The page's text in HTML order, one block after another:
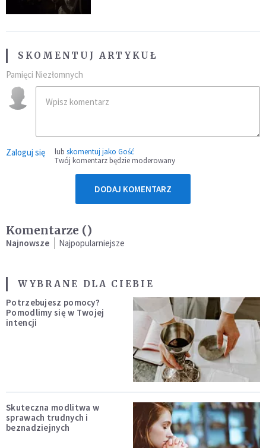
SKOMENTUJ ARTYKUŁ
Pamięci Niezłomnych
Zaloguj się lub skomentuj jako Gość
Twój komentarz będzie moderowany
DODAJ KOMENTARZ
Komentarze ()
Najnowsze Najpopularniejsze
WYBRANE DLA CIEBIE
Potrzebujesz pomocy?
Pomodlimy się w Twojej
intencji
Skuteczna modlitwa w
sprawach trudnych i
beznadziejnych